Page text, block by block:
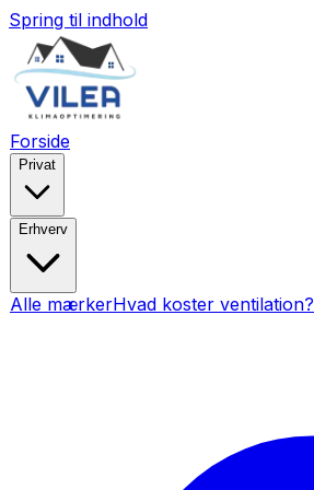
Spring til indhold
Forside
Privat
Erhverv
Alle mærkerHvad koster ventilation?